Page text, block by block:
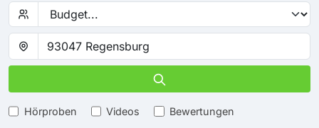
Hörproben Videos Bewertungen